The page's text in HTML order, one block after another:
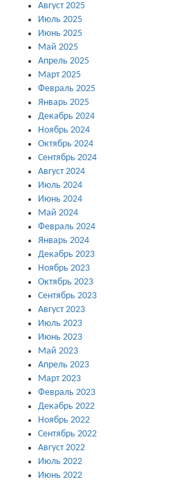
Август 2025
Июль 2025
Июнь 2025
Май 2025
Апрель 2025
Март 2025
Февраль 2025
Январь 2025
Декабрь 2024
Ноябрь 2024
Октябрь 2024
Сентябрь 2024
Август 2024
Июль 2024
Июнь 2024
Май 2024
Февраль 2024
Январь 2024
Декабрь 2023
Ноябрь 2023
Октябрь 2023
Сентябрь 2023
Август 2023
Июль 2023
Июнь 2023
Май 2023
Апрель 2023
Март 2023
Февраль 2023
Декабрь 2022
Ноябрь 2022
Сентябрь 2022
Август 2022
Июль 2022
Июнь 2022